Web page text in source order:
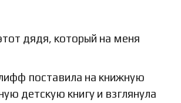
дядя, который на меня
поставила на книжную
детскую книгу и взглянула